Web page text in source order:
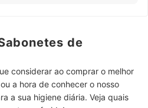
de
considerar ao comprar o melhor
a hora de conhecer o nosso
a sua higiene diária. Veja quais